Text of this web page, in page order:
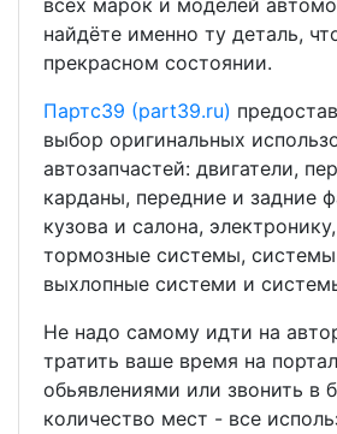
всех марок и моделей
найдёте именно ту деталь,
прекрасном состоянии.
Партс39 (part39.ru)
выбор оригинальных
автозапчастей: двигатели,
карданы, передние и задние
кузова и салона,
тормозные системы, системы
выхлопные системи и
Не надо самому идти на
тратить ваше время на
обьявлениями или звонить в
количество мест - все